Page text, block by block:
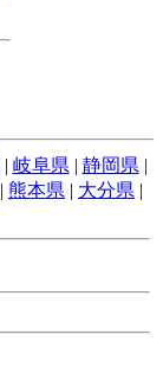
| 岐阜県 | 静岡県 |
| 熊本県 | 大分県 |